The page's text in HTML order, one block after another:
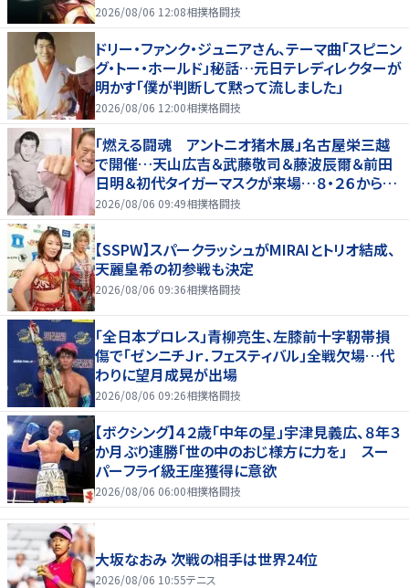
2026/08/06 12:08相撲格闘技
ドリー・ファンク・ジュニアさん、テーマ曲「スピニン
グ・トー・ホールド」秘話…元日テレディレクターが
明かす「僕が判断して黙って流しました」
2026/08/06 12:00相撲格闘技
「燃える闘魂 アントニオ猪木展」名古屋栄三越
で開催…天山広吉＆武藤敬司＆藤波辰爾＆前田
日明＆初代タイガーマスクが来場…８・２６から９・
７まで
2026/08/06 09:49相撲格闘技
【SSPW】スパークラッシュがMIRAIとトリオ結成、
天麗皇希の初参戦も決定
2026/08/06 09:36相撲格闘技
「全日本プロレス」青柳亮生、左膝前十字靭帯損
傷で「ゼンニチＪｒ．フェスティバル」全戦欠場…代
わりに望月成晃が出場
2026/08/06 09:26相撲格闘技
【ボクシング】４２歳「中年の星」宇津見義広、８年３
か月ぶり連勝「世の中のおじ様方に力を」 スー
パーフライ級王座獲得に意欲
2026/08/06 06:00相撲格闘技
大坂なおみ 次戦の相手は世界24位
2026/08/06 10:55テニス